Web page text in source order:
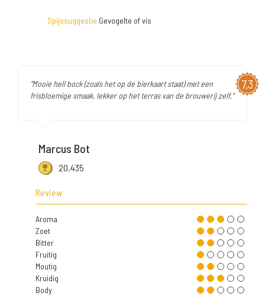
Spijssuggestie Gevogelte of vis
7,3
"Mooie hell bock (zoals het op de bierkaart staat) met een
frisbloemige smaak, lekker op het terras van de brouwerij zelf."
Marcus Bot
20.435
Review
Aroma
Zoet
Bitter
Fruitig
Moutig
Kruidig
Body